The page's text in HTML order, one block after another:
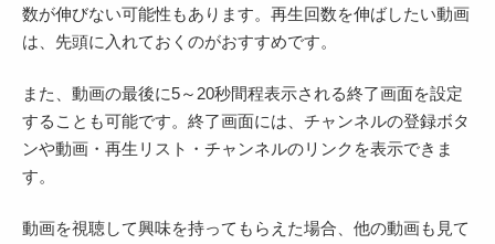
数が伸びない可能性もあります。再生回数を伸ばしたい動画
は、先頭に入れておくのがおすすめです。
また、動画の最後に5～20秒間程表示される終了画面を設定
することも可能です。終了画面には、チャンネルの登録ボタ
ンや動画・再生リスト・チャンネルのリンクを表示できま
す。
動画を視聴して興味を持ってもらえた場合、他の動画も見て